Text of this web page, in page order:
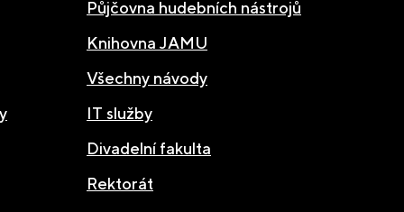
Půjčovna hudebních nástrojů
Knihovna JAMU
Všechny návody
IT služby
Divadelní fakulta
Rektorát